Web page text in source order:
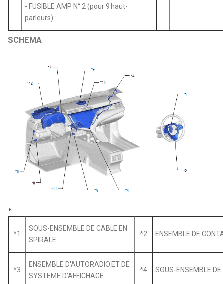
- FUSIBLE AMP N° 2 (pour 9 haut-
parleurs)
SCHEMA
*1
SOUS-ENSEMBLE DE CABLE EN
SPIRALE
*2 ENSEMBLE DE
*3
ENSEMBLE D'AUTORADIO ET DE
SYSTEME D'AFFICHAGE
*4 SOUS-ENSEMBLE